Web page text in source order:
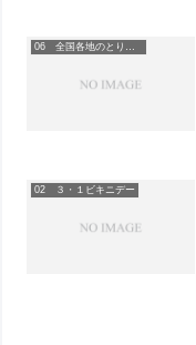
02 ３・１ビキニデー